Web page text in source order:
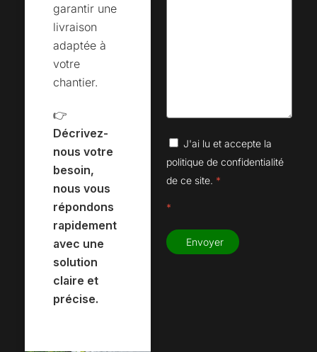
garantir une
livraison
adaptée à
votre
chantier.
👉
Décrivez-
nous votre
besoin,
nous vous
répondons
rapidement
avec une
solution
claire et
précise.
J'ai lu et accepte la
politique de confidentialité
de ce site. *
*
Envoyer